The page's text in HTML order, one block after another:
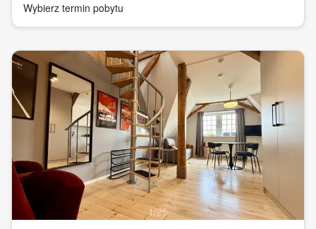
Wybierz termin pobytu
1/25